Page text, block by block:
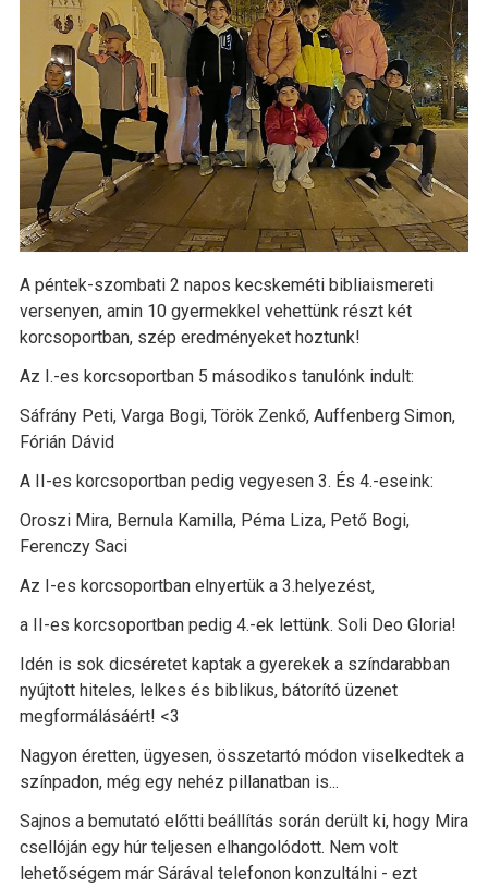
A péntek-szombati 2 napos kecskeméti bibliaismereti
versenyen, amin 10 gyermekkel vehettünk részt két
korcsoportban, szép eredményeket hoztunk!
Az I.-es korcsoportban 5 másodikos tanulónk indult:
Sáfrány Peti, Varga Bogi, Török Zenkő, Auffenberg Simon,
Fórián Dávid
A II-es korcsoportban pedig vegyesen 3. És 4.-eseink:
Oroszi Mira, Bernula Kamilla, Péma Liza, Pető Bogi,
Ferenczy Saci
Az I-es korcsoportban elnyertük a 3.helyezést,
a II-es korcsoportban pedig 4.-ek lettünk. Soli Deo Gloria!
Idén is sok dicséretet kaptak a gyerekek a színdarabban
nyújtott hiteles, lelkes és biblikus, bátorító üzenet
megformálásáért! <3
Nagyon éretten, ügyesen, összetartó módon viselkedtek a
színpadon, még egy nehéz pillanatban is...
Sajnos a bemutató előtti beállítás során derült ki, hogy Mira
csellóján egy húr teljesen elhangolódott. Nem volt
lehetőségem már Sárával telefonon konzultálni - ezt